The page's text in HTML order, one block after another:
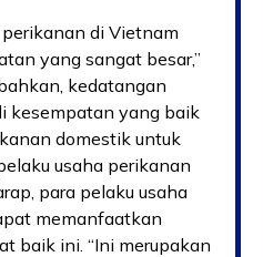
di Vietnam
yang sangat besar,”
kedatangan
kesempatan yang baik
domestik untuk
usaha perikanan
para pelaku usaha
memanfaatkan
baik ini. “Ini merupakan